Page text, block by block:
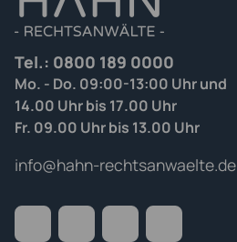
Tel.: 0800 189 0000
Mo. - Do. 09:00-13:00 Uhr und
14.00 Uhr bis 17.00 Uhr
Fr. 09.00 Uhr bis 13.00 Uhr
info@hahn-rechtsanwaelte.de